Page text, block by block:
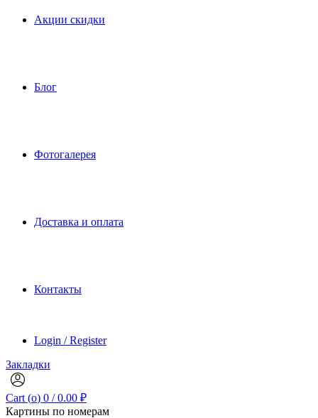
Акции скидки
Блог
Фотогалерея
Доставка и оплата
Контакты
Login / Register
Закладки
Cart (o) 0 / 0.00 ₽
Картины по номерам